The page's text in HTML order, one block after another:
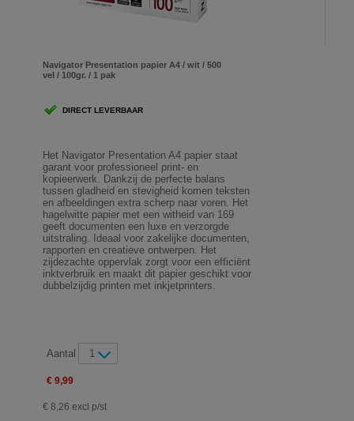
Navigator Presentation papier A4 / wit / 500
vel / 100gr. / 1 pak
DIRECT LEVERBAAR
Het Navigator Presentation A4 papier staat
garant voor professioneel print- en
kopieerwerk. Dankzij de perfecte balans
tussen gladheid en stevigheid komen teksten
en afbeeldingen extra scherp naar voren. Het
hagelwitte papier met een witheid van 169
geeft documenten een luxe en verzorgde
uitstraling. Ideaal voor zakelijke documenten,
rapporten en creatieve ontwerpen. Het
zijdezachte oppervlak zorgt voor een efficiënt
inktverbruik en maakt dit papier geschikt voor
dubbelzijdig printen met inkjetprinters.
Aantal 1
€ 9,99
€ 8,26 excl p/st